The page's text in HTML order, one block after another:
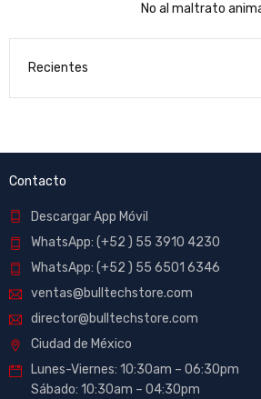
No al maltrato
Recientes
Contacto
Descargar App Móvil
WhatsApp: (+52 ) 55 3910 4230
WhatsApp: (+52 ) 55 6501 6346
ventas@bulltechstore.com
director@bulltechstore.com
Ciudad de México
Lunes-Viernes: 10:30am – 06:30pm
Sábado: 10:30am – 04:30pm